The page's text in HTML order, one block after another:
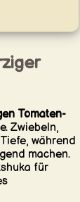
Tomaten-
Zwiebeln,
während
machen.
für